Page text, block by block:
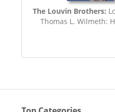
The Louvin Brothers:
Thomas L. Wilmeth: